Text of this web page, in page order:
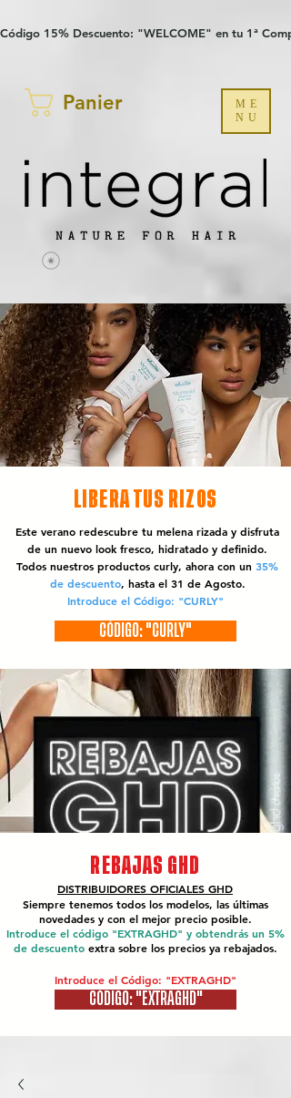
Código 15% Descuento: "WELCOME" en tu 1ª
Panier
ME
NU
LIBERA TUS RIZOS
Este verano redescubre tu melena rizada y disfruta
de un nuevo look fresco, hidratado y definido.
Todos nuestros productos curly, ahora con un 35%
de descuento, hasta el 31 de Agosto.
Introduce el Código: "CURLY"
CÓDIGO: "CURLY"
REBAJAS GHD
DISTRIBUIDORES OFICIALES GHD
Siempre tenemos todos los modelos, las últimas
novedades y con el mejor precio posible.
Introduce el código "EXTRAGHD" y obtendrás un 5%
de descuento extra sobre los precios ya rebajados.
Introduce el Código: "EXTRAGHD"
CÓDIGO: "EXTRAGHD"